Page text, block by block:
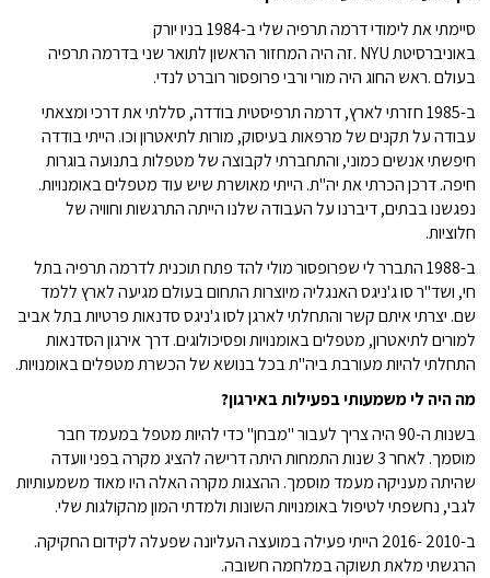
סיימתי את לימודי דרמה תרפיה שלי ב-1984 בניו יורק
באוניברסיטת NYU .זה היה המחזור הראשון לתואר שני בדרמה תרפיה
בעולם .ראש החוג היה מורי ורבי פרופסור רוברט לנדי.
ב-1985 חזרתי לארץ, דרמה תרפיסטית בודדה, סללתי את דרכי ומצאתי
עבודה על תקנים של מרפאות בעיסוק, מורות לתיאטרון וכו. הייתי בודדה
חיפשתי אנשים כמוני, והתחברתי לקבוצה של מטפלות בתנועה בוגרות
חיפה. דרכן הכרתי את יה"ת. הייתי מאושרת שיש עוד מטפלים באומנויות.
נפגשנו בבתים, דיברנו על העבודה שלנו הייתה התרגשות וחוויה של
חלוציות.
ב-1988 התברר לי שפרופסור מולי להד פתח תוכנית לדרמה תרפיה בתל
חי, ושד"ר סו ג'ניגס האנגליה מיוצרות התחום בעולם מגיעה לארץ ללמד
שם. יצרתי איתם קשר והתחלתי לארגן לסו ג'ניגס סדנאות פרטיות בתל אביב
למורים לתיאטרון, מטפלים באומנויות ופסיכולוגים. דרך אירגון הסדנאות
התחלתי להיות מעורבת ביה"ת בכל בנושא של הכשרת מטפלים באומנויות.
מה היה לי משמעותי בפעילות באירגון?
בשנות ה-90 היה צריך לעבור "מבחן" כדי להיות מטפל במעמד חבר
מוסמך. לאחר 3 שנות התמחות היתה דרישה להציג מקרה בפני וועדה
שהיתה מעניקה מעמד מוסמך. ההצגות מקרה האלה היו מאוד משמעותיות
לגבי, נחשפתי לטיפול באומנויות השונות ולמדתי המון מהקולגות שלי.
ב-2010 -2016 הייתי פעילה במועצה העליונה שפעלה לקידום החקיקה.
הרגשתי מלאת תשוקה במלחמה חשובה.